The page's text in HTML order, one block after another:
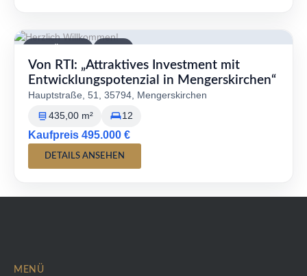
Von RTI: „Attraktives Investment mit
Entwicklungspotenzial in Mengerskirchen“
Hauptstraße, 51, 35794, Mengerskirchen
435,00 m² 12
Kaufpreis 495.000 €
DETAILS ANSEHEN
MENÜ